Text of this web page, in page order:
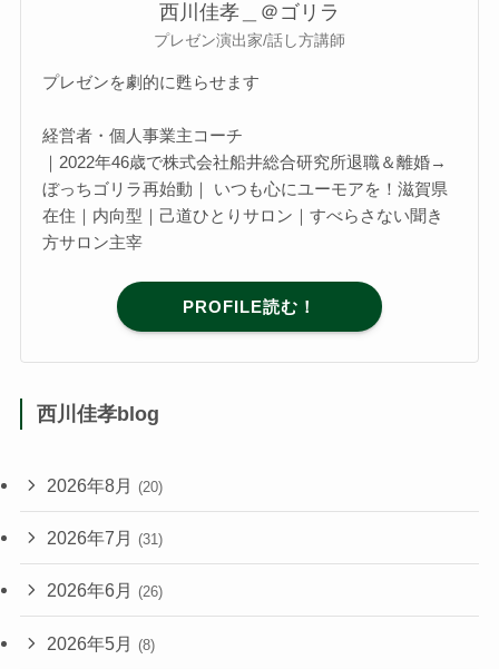
西川佳孝＿＠ゴリラ
プレゼン演出家/話し方講師
プレゼンを劇的に甦らせます
経営者・個人事業主コーチ
｜2022年46歳で株式会社船井総合研究所退職＆離婚→
ぼっちゴリラ再始動｜ いつも心にユーモアを！滋賀県
在住｜内向型｜己道ひとりサロン｜すべらさない聞き
方サロン主宰
PROFILE読む！
西川佳孝blog
2026年8月 (20)
2026年7月 (31)
2026年6月 (26)
2026年5月 (8)